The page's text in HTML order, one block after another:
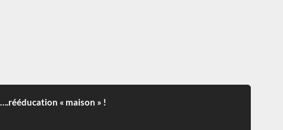
, des actualités sur la santé, sur les vaccins, de
« maison » !